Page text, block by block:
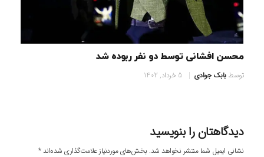
محسن افشانی توسط دو نفر ربوده شد
توسطبابک جوادی 5 خرداد, 1402
دیدگاهتان را بنویسید
نشانی ایمیل شما منتشر نخواهد شد. بخش‌های موردنیاز علامت‌گذاری شده‌اند*